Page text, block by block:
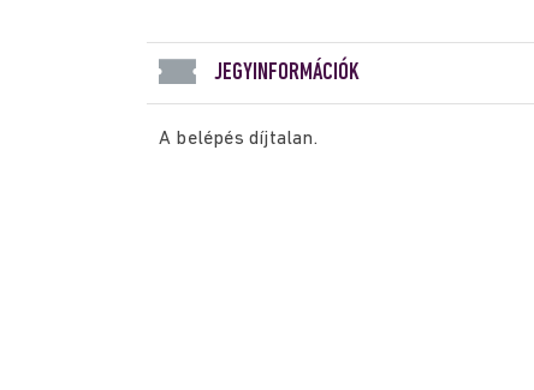
JEGYINFORMÁCIÓK
A belépés díjtalan.